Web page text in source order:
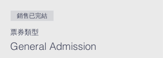
銷售已完結
票券類型
General Admission